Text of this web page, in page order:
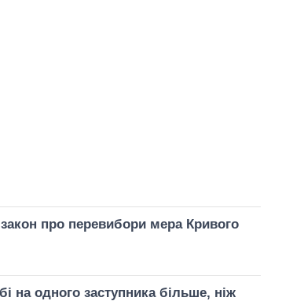
про перевибори мера Кривого
на одного заступника більше, ніж